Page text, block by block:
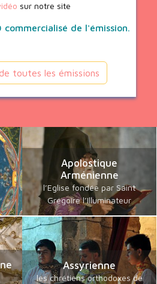
sur notre site
commercialisé de l'émission.
toutes les émissions
Apolostique
Arménienne
l’Eglise fondée par Saint
Grégoire l’Illuminateur
Assyrienne
les chrétiens orthodoxes de